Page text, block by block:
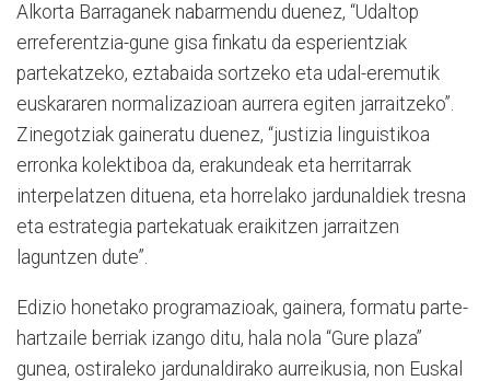
Alkorta Barraganek nabarmendu duenez, “Udaltop
erreferentzia-gune gisa finkatu da esperientziak
partekatzeko, eztabaida sortzeko eta udal-eremutik
euskararen normalizazioan aurrera egiten jarraitzeko”.
Zinegotziak gaineratu duenez, “justizia linguistikoa
erronka kolektiboa da, erakundeak eta herritarrak
interpelatzen dituena, eta horrelako jardunaldiek tresna
eta estrategia partekatuak eraikitzen jarraitzen
laguntzen dute”.
Edizio honetako programazioak, gainera, formatu parte-
hartzaile berriak izango ditu, hala nola “Gure plaza”
gunea, ostiraleko jardunaldirako aurreikusia, non Euskal